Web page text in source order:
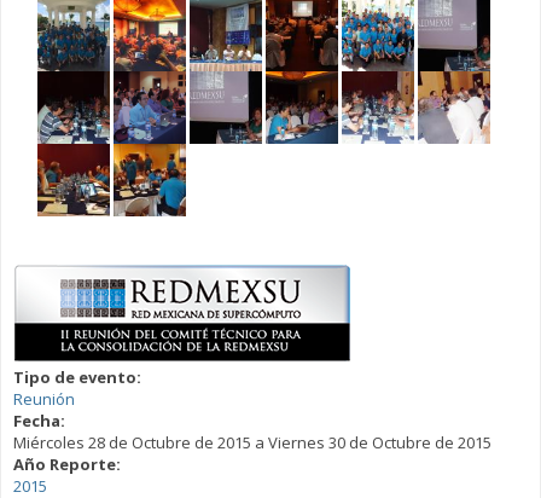
Tipo de evento:
Reunión
Fecha:
Miércoles 28 de Octubre de 2015 a Viernes 30 de Octubre de 2015
Año Reporte:
2015